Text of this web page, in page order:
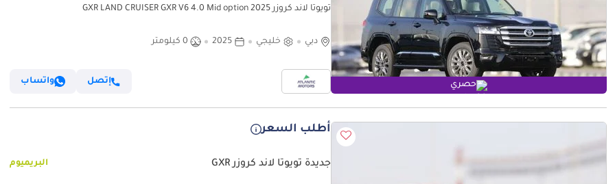
حصري
تويوتا لاند كروزر GXR LAND CRUISER GXR V6 4.0 Mid option 2025
دبي خليجي 2025 0 كيلومتر
إتصل واتساب
أطلب السعر
جديدة تويوتا لاند كروزر GXR البريميوم